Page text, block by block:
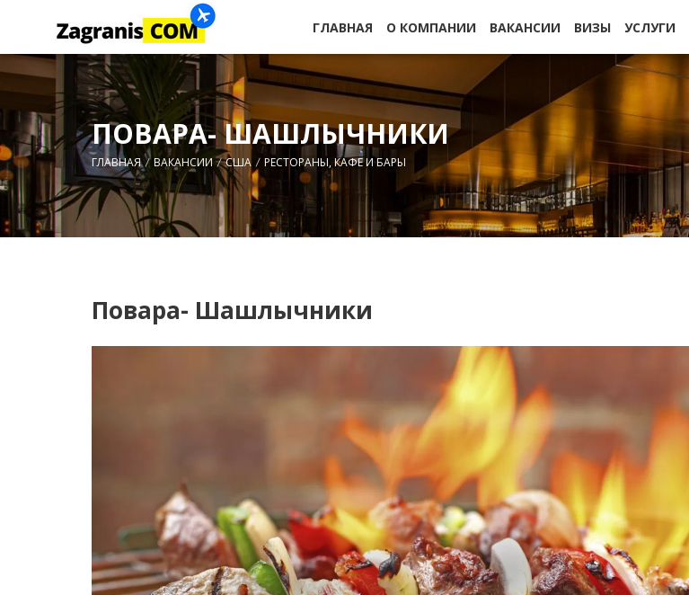
ГЛАВНАЯ О КОМПАНИИ ВАКАНСИИ ВИЗЫ УСЛУГИ
ПОВАРА- ШАШЛЫЧНИКИ
ГЛАВНАЯ ВАКАНСИИ США РЕСТОРАНЫ, КАФЕ И БАРЫ
Повара- Шашлычники